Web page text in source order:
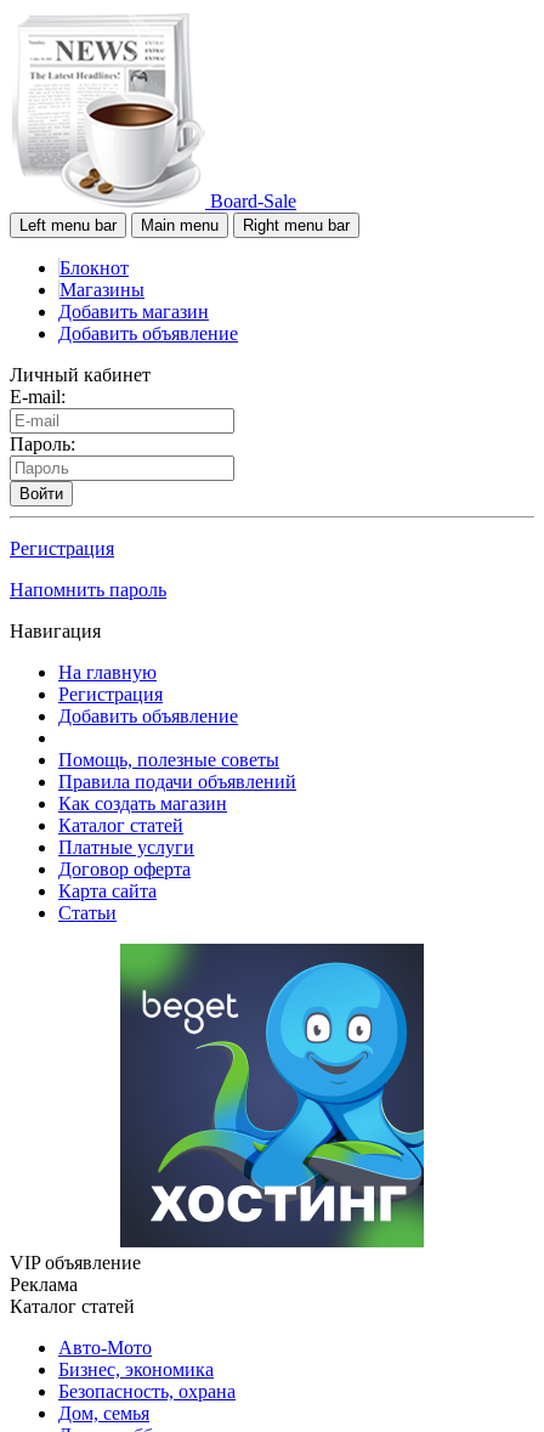
Board-Sale
Left menu bar Main menu Right menu bar
Блокнот
Магазины
Добавить магазин
Добавить объявление
Личный кабинет
E-mail:
Пароль:
Войти
Регистрация
Напомнить пароль
Навигация
На главную
Регистрация
Добавить объявление
Помощь, полезные советы
Правила подачи объявлений
Как создать магазин
Каталог статей
Платные услуги
Договор оферта
Карта сайта
Статьи
VIP объявление
Реклама
Каталог статей
Авто-Мото
Бизнес, экономика
Безопасность, охрана
Дом, семья